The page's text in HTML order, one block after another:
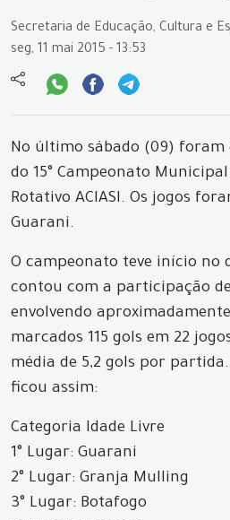
Secretaria de Educação, Cultura e
seg, 11 mai 2015 - 13:53
No último sábado (09) foram
do 15° Campeonato
Rotativo ACIASI. Os jogos
Guarani.
O campeonato teve início no
contou com a participação
envolvendo
marcados 115 gols em 22
média de 5,2 gols por
ficou assim:
Categoria Idade Livre
1° Lugar: Guarani
2° Lugar: Granja Mulling
3° Lugar: Botafogo